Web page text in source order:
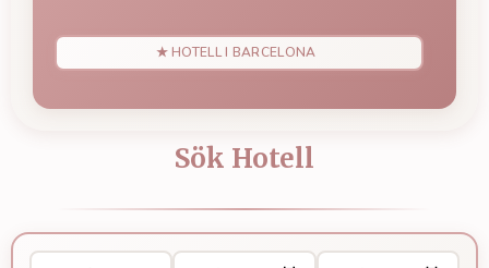
Sök Hotell
★ HOTELL I BARCELONA